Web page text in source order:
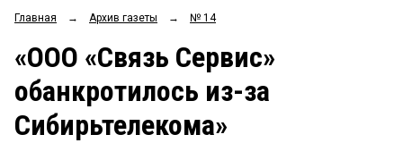
ОБЩЕСТВО
ЗАКОН
НОВОСТИ КОМПАНИЙ
Рейтинги
Блоги
Главная → Архив газеты → № 14
«ООО «Связь Сервис»
обанкротилось из-за
Сибирьтелекома»